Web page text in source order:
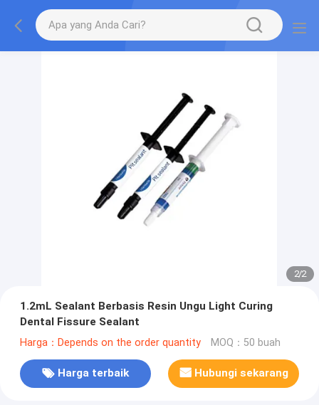
2/2
1.2mL Sealant Berbasis Resin Ungu Light Curing
Dental Fissure Sealant
Harga：Depends on the order quantity MOQ：50 buah
Harga terbaik Hubungi sekarang